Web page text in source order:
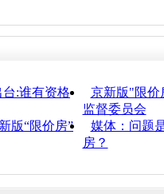
:谁有资格
京新版"限价
监督委员会
版“限价房”
媒体：问题
房？